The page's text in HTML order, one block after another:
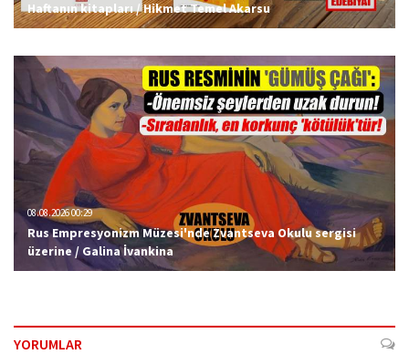
Haftanın kitapları / Hikmet Temel Akarsu
08.08.2026 00:29
Rus Empresyonizm Müzesi'nde Zvantseva Okulu sergisi
üzerine / Galina İvankina
YORUMLAR